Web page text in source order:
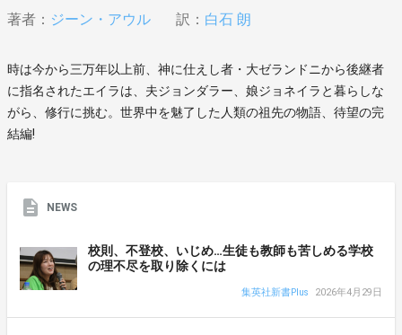
著者： ジーン・アウル 訳： 白石 朗
時は今から三万年以上前、神に仕えし者・大ゼランドニから後継者
に指名されたエイラは、夫ジョンダラー、娘ジョネイラと暮らしな
がら、修行に挑む。世界中を魅了した人類の祖先の物語、待望の完
結編!
NEWS
校則、不登校、いじめ…生徒も教師も苦しめる学校
の理不尽を取り除くには
集英社新書Plus 2026年4月29日